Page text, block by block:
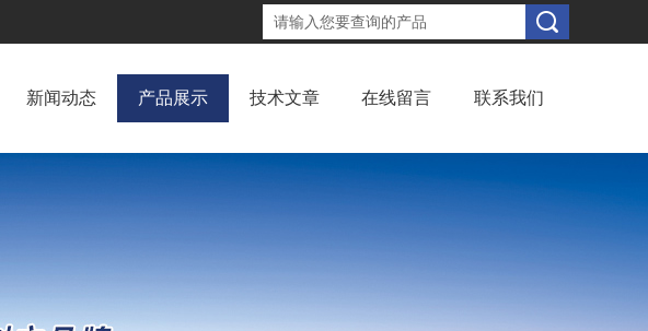
新闻动态 产品展示 技术文章 在线留言 联系我们